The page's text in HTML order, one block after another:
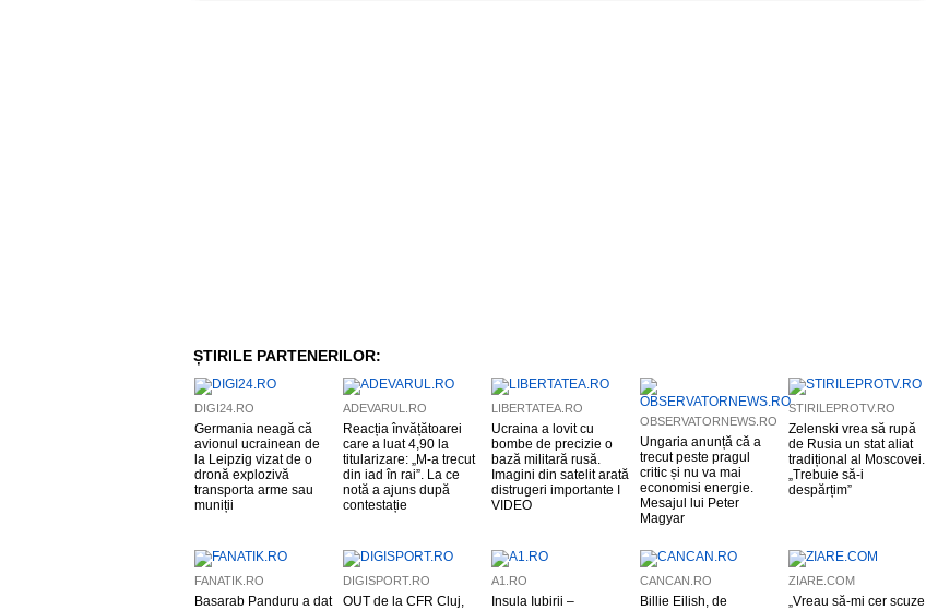
ȘTIRILE PARTENERILOR:
DIGI24.RO
Germania neagă că
avionul ucrainean de
la Leipzig vizat de o
dronă explozivă
transporta arme sau
muniții
ADEVARUL.RO
Reacția învățătoarei
care a luat 4,90 la
titularizare: „M-a trecut
din iad în rai”. La ce
notă a ajuns după
contestație
LIBERTATEA.RO
Ucraina a lovit cu
bombe de precizie o
bază militară rusă.
Imagini din satelit arată
distrugeri importante I
VIDEO
OBSERVATORNEWS.RO
Ungaria anunță că a
trecut peste pragul
critic și nu va mai
economisi energie.
Mesajul lui Peter
Magyar
STIRILEPROTV.RO
Zelenski vrea să rupă
de Rusia un stat aliat
tradițional al Moscovei.
„Trebuie să-i
despărțim”
FANATIK.RO
Basarab Panduru a dat
DIGISPORT.RO
OUT de la CFR Cluj,
A1.RO
Insula Iubirii –
CANCAN.RO
Billie Eilish, de
ZIARE.COM
„Vreau să-mi cer scuze